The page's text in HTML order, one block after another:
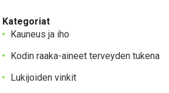
Kategoriat
Kauneus ja iho
Kodin raaka-aineet terveyden tukena
Lukijoiden vinkit